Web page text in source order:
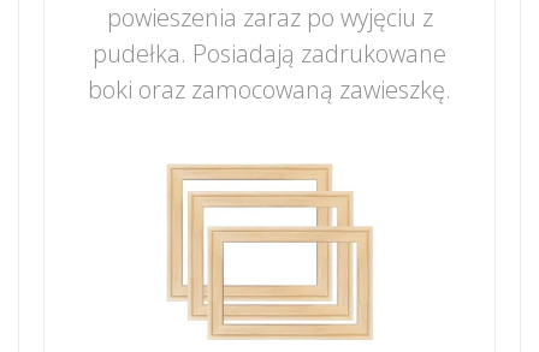
powieszenia zaraz po wyjęciu z
pudełka. Posiadają zadrukowane
boki oraz zamocowaną zawieszkę.